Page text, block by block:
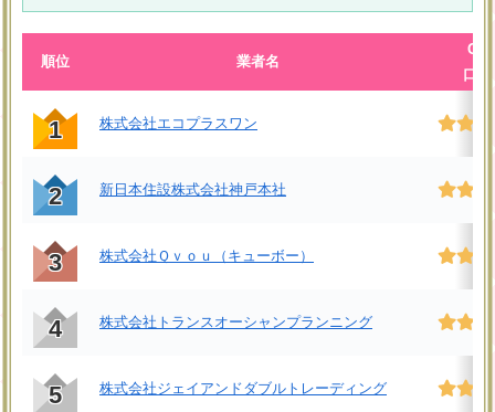
順位 業者名
口
1 株式会社エコプラスワン
2 新日本住設株式会社神戸本社
3 株式会社Ｑｖｏｕ（キューボー）
4 株式会社トランスオーシャンプランニング
5 株式会社ジェイアンドダブルトレーディング